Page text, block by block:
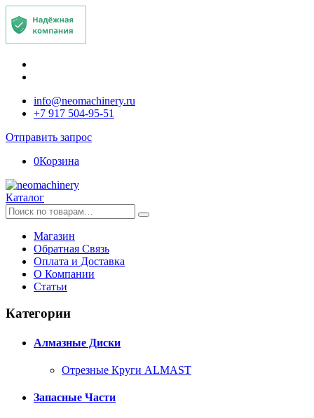
info@neomachinery.ru
+7 917 504-95-51
Отправить запрос
0Корзина
Каталог
Искать:
Магазин
Обратная Связь
Оплата и Доставка
О Компании
Статьи
Категории
Алмазные Диски
Отрезные Круги ALMAST
Запасные Части